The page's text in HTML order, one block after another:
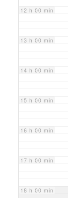
12 h 00 min
13 h 00 min
14 h 00 min
15 h 00 min
16 h 00 min
17 h 00 min
18 h 00 min